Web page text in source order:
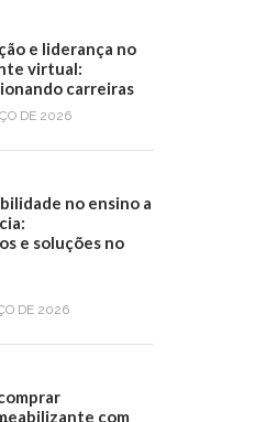
e liderança no
virtual:
carreiras
DE 2026
no ensino a
e soluções no
DE 2026
com